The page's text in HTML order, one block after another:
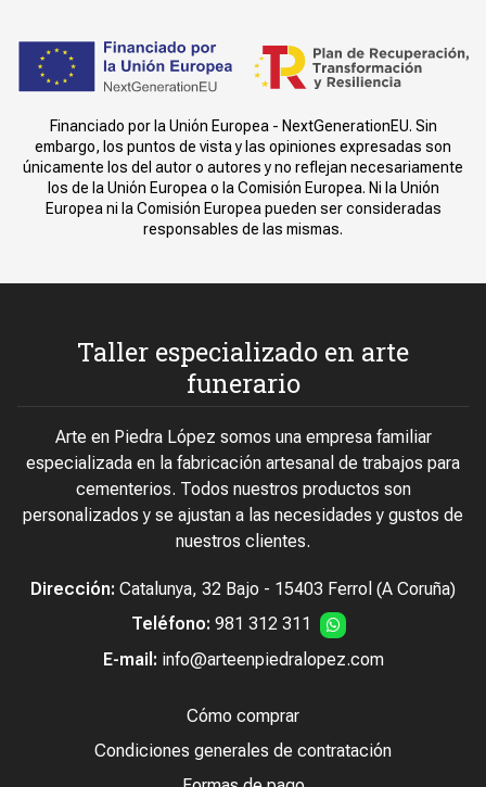
Financiado por la Unión Europea - NextGenerationEU. Sin
embargo, los puntos de vista y las opiniones expresadas son
únicamente los del autor o autores y no reflejan necesariamente
los de la Unión Europea o la Comisión Europea. Ni la Unión
Europea ni la Comisión Europea pueden ser consideradas
responsables de las mismas.
Taller especializado en arte
funerario
Arte en Piedra López somos una empresa familiar
especializada en la fabricación artesanal de trabajos para
cementerios. Todos nuestros productos son
personalizados y se ajustan a las necesidades y gustos de
nuestros clientes.
Dirección: Catalunya, 32 Bajo - 15403 Ferrol (A Coruña)
Teléfono: 981 312 311
E-mail: info@arteenpiedralopez.com
Cómo comprar
Condiciones generales de contratación